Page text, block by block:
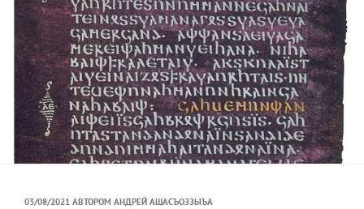
ОПУБЛІКОВАНО
03/08/2021 АВТОРОМ АНДРЕЙ АШАСЪОЗЗЫЪА